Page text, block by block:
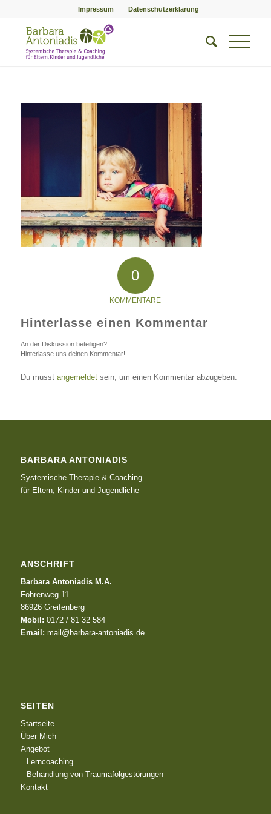
Impressum Datenschutzerklärung
0
KOMMENTARE
Hinterlasse einen Kommentar
An der Diskussion beteiligen?
Hinterlasse uns deinen Kommentar!
Du musst angemeldetsein, um einen Kommentar abzugeben.
BARBARA ANTONIADIS
Systemische Therapie & Coaching
für Eltern, Kinder und Jugendliche
ANSCHRIFT
Barbara Antoniadis M.A.
Föhrenweg 11
86926 Greifenberg
Mobil: 0172 / 81 32 584
Email: mail@barbara-antoniadis.de
SEITEN
Startseite
Über Mich
Angebot
Lerncoaching
Behandlung von Traumafolgestörungen
Kontakt